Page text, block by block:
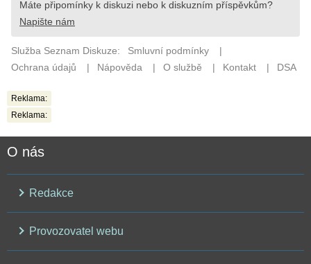
Reklama:
Reklama:
O nás
Redakce
Provozovatel webu